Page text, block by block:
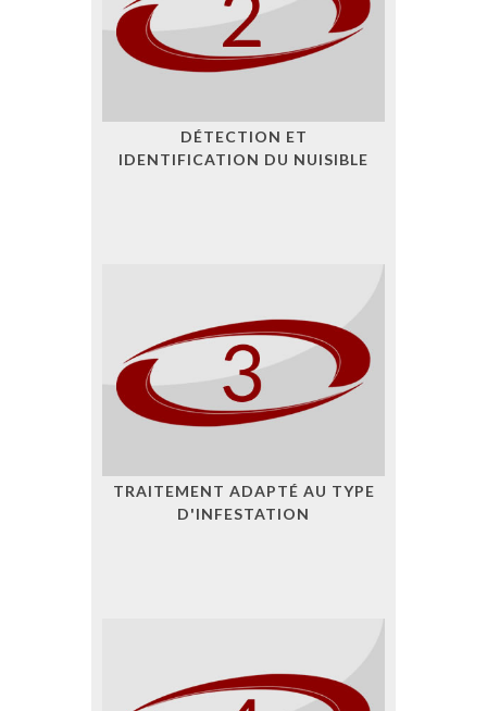
DÉTECTION ET
IDENTIFICATION DU NUISIBLE
TRAITEMENT ADAPTÉ AU TYPE
D'INFESTATION